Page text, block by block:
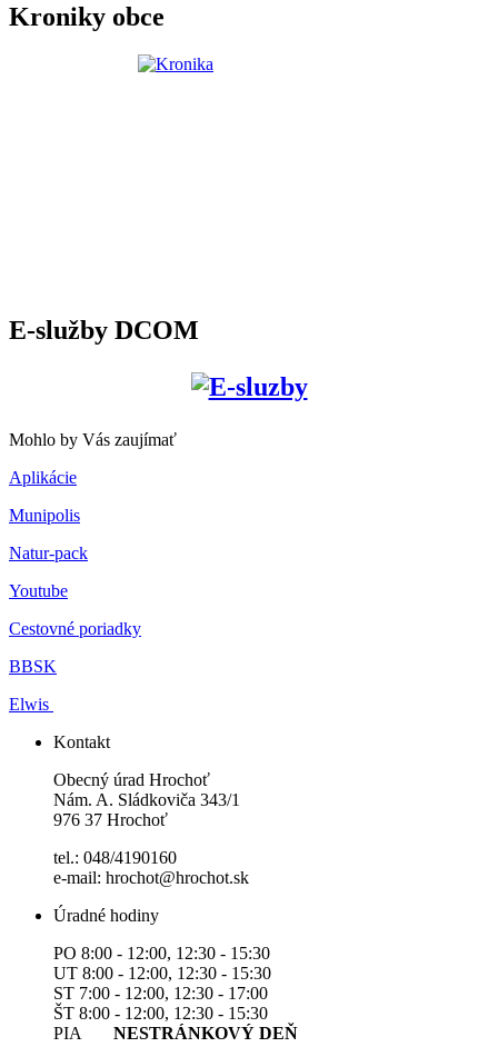
Kroniky obce
E-služby DCOM
Mohlo by Vás zaujímať
Aplikácie
Munipolis
Natur-pack
Youtube
Cestovné poriadky
BBSK
Elwis
Kontakt
Obecný úrad Hrochoť
Nám. A. Sládkoviča 343/1
976 37 Hrochoť
tel.: 048/4190160
e-mail: hrochot@hrochot.sk
Úradné hodiny
PO 8:00 - 12:00, 12:30 - 15:30
UT 8:00 - 12:00, 12:30 - 15:30
ST 7:00 - 12:00, 12:30 - 17:00
ŠT 8:00 - 12:00, 12:30 - 15:30
PIA NESTRÁNKOVÝ DEŇ